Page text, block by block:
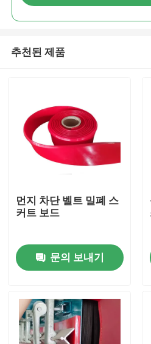
제품 소개
추천된 제품
먼지 차단 벨트 밀폐 스
커트 보드
문의 보내기